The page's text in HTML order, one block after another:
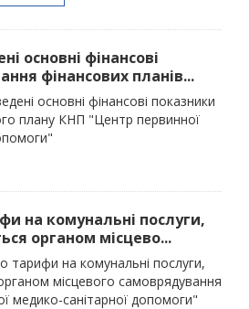
основні фінансові
фінансових планів...
основні фінансові показники
плану КНП "Центр первинної
на комунальні послуги,
органом місцево...
тарифи на комунальні послуги,
місцевого самоврядування
медико-санітарної допомоги"